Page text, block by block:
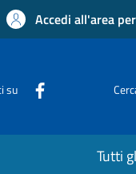
Accedi all'area
su
Tutti